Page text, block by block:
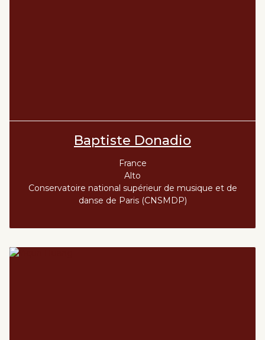
Baptiste Donadio
France
Alto
Conservatoire national supérieur de musique et de
danse de Paris (CNSMDP)